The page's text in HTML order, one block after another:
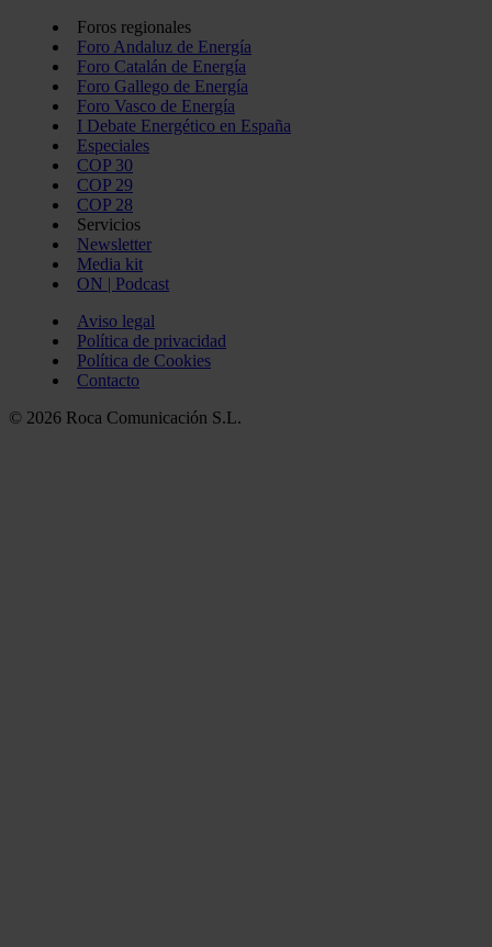
Foros regionales
Foro Andaluz de Energía
Foro Catalán de Energía
Foro Gallego de Energía
Foro Vasco de Energía
I Debate Energético en España
Especiales
COP 30
COP 29
COP 28
Servicios
Newsletter
Media kit
ON | Podcast
Aviso legal
Política de privacidad
Política de Cookies
Contacto
© 2026 Roca Comunicación S.L.